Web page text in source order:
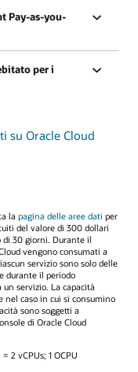
Pay-as-you-
per i
su Oracle Cloud
la pagina delle aree dati per
del valore di 300 dollari
di 30 giorni. Durante il
vengono consumati a
servizio sono solo delle
durante il periodo
servizio. La capacità
nel caso in cui si consumino
sono soggetti a
di Oracle Cloud
2 vCPUs; 1 OCPU